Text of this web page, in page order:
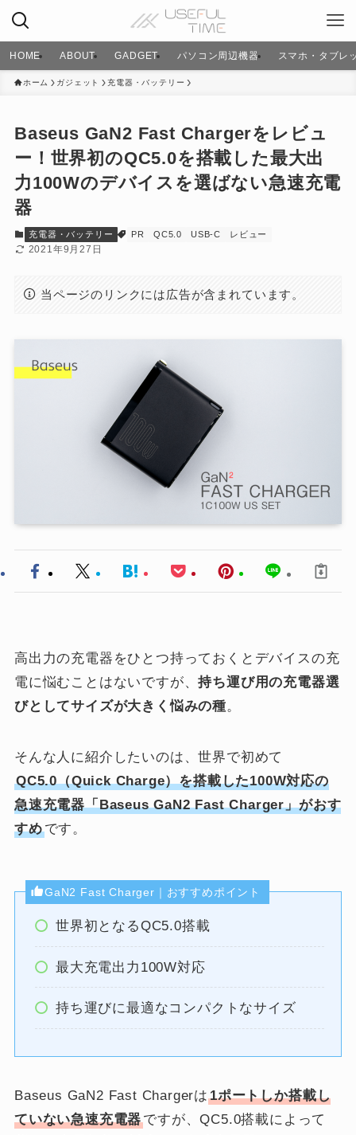
HOME ABOUT GADGET パソコン周辺機器 スマホ・タブレ
ホーム ガジェット 充電器・バッテリー
Baseus GaN2 Fast Chargerをレビュ
ー！世界初のQC5.0を搭載した最大出
力100Wのデバイスを選ばない急速充電
器
充電器・バッテリー PR QC5.0 USB-C レビュー
2021年9月27日
当ページのリンクには広告が含まれています。
高出力の充電器をひとつ持っておくとデバイスの充
電に悩むことはないですが、持ち運び用の充電器選
びとしてサイズが大きく悩みの種。
そんな人に紹介したいのは、世界で初めて
QC5.0（Quick Charge）を搭載した100W対応の
急速充電器「Baseus GaN2 Fast Charger」がおす
すめです。
GaN2 Fast Charger｜おすすめポイント
世界初となるQC5.0搭載
最大充電出力100W対応
持ち運びに最適なコンパクトなサイズ
Baseus GaN2 Fast Chargerは1ポートしか搭載し
ていない急速充電器ですが、QC5.0搭載によって